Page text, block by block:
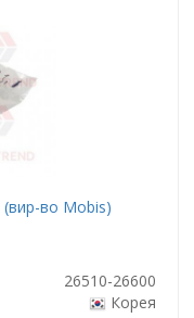
во Mobis)
26510-26600
Корея